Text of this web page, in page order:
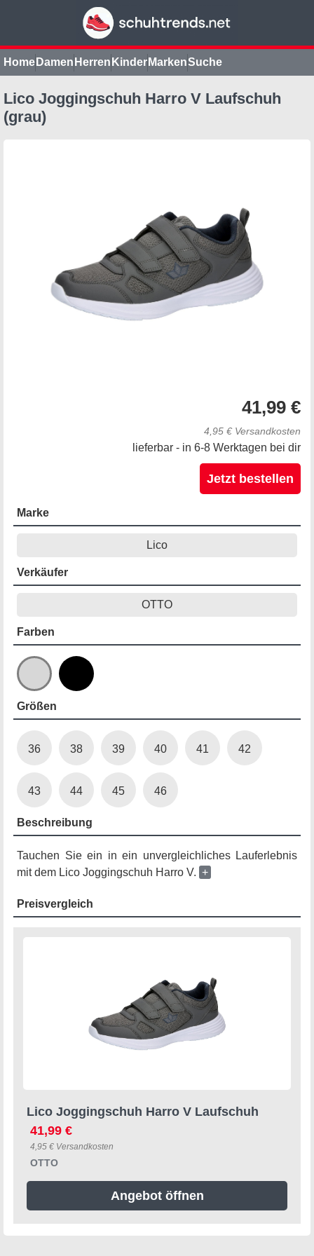
Home Damen Herren Kinder MarkenSuche
Lico Joggingschuh Harro V Laufschuh
(grau)
41,99 €
4,95 € Versandkosten
lieferbar - in 6-8 Werktagen bei dir
Jetzt bestellen
Marke
Lico
Verkäufer
OTTO
Farben
Größen
36 38 39 40 41 42
43 44 45 46
Beschreibung
Tauchen Sie ein in ein unvergleichliches Lauferlebnis
mit dem Lico Joggingschuh Harro V. +
Preisvergleich
Lico Joggingschuh Harro V Laufschuh
41,99 €
4,95 € Versandkosten
OTTO
Angebot öffnen